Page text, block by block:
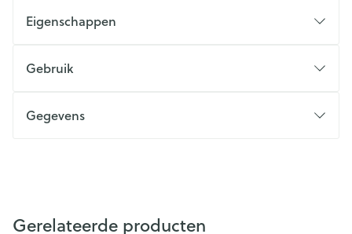
Eigenschappen
Gebruik
Gegevens
Gerelateerde producten